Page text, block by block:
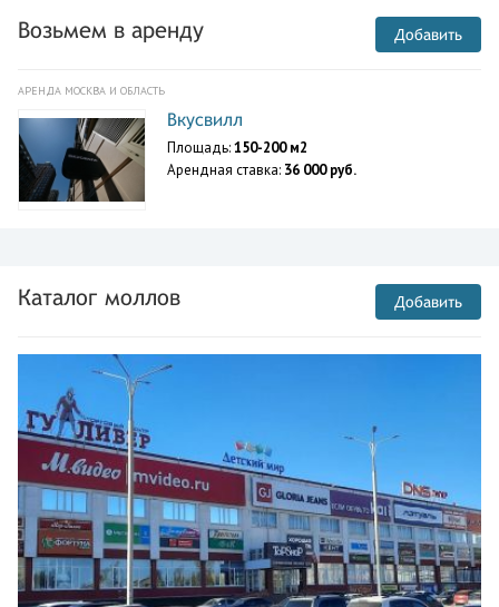
Возьмем в аренду Добавить
АРЕНДА МОСКВА И ОБЛАСТЬ
Вкусвилл
Площадь:150-200 м2
Арендная ставка: 36 000 руб.
Каталог моллов Добавить